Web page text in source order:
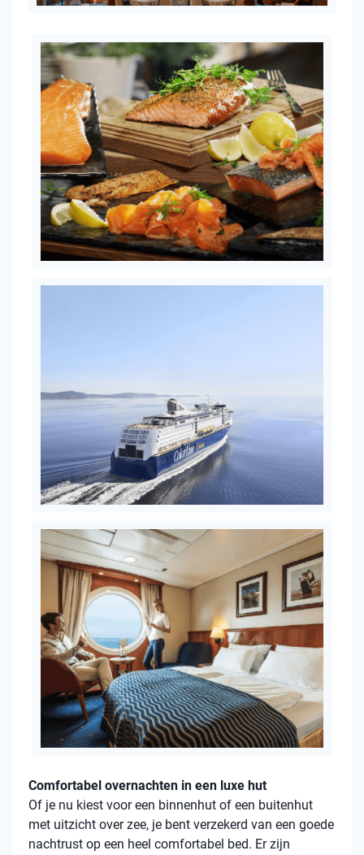
Comfortabel overnachten in een luxe hut
Of je nu kiest voor een binnenhut of een buitenhut
met uitzicht over zee, je bent verzekerd van een goede
nachtrust op een heel comfortabel bed. Er zijn